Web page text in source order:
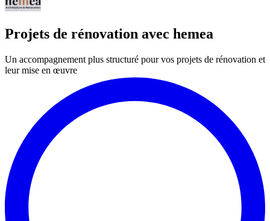
Projets de rénovation avec hemea
Un accompagnement plus structuré pour vos projets de rénovation et
leur mise en œuvre